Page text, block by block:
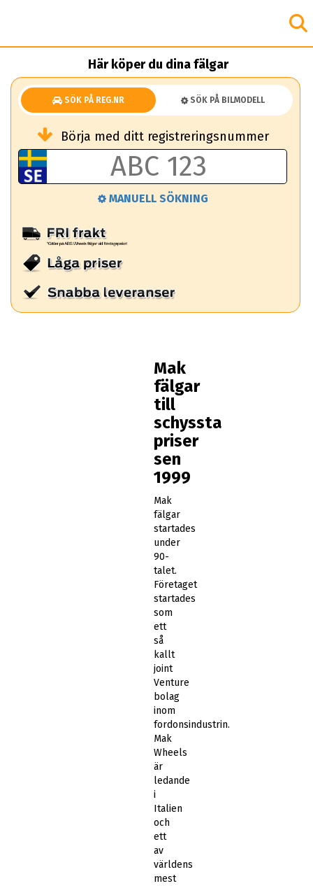
Här köper du dina fälgar
SÖK PÅ REG.NR SÖK PÅ BILMODELL
Börja med ditt registreringsnummer
MANUELL SÖKNING
Mak
fälgar
till
schyssta
priser
sen
1999
Mak
fälgar
startades
under
90-
talet.
Företaget
startades
som
ett
så
kallt
joint
Venture
bolag
inom
fordonsindustrin.
Mak
Wheels
är
ledande
i
Italien
och
ett
av
världens
mest